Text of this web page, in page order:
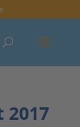
2017